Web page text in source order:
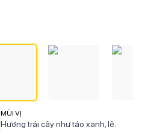
MÙI VỊ
Hương trái cây như táo xanh, lê.